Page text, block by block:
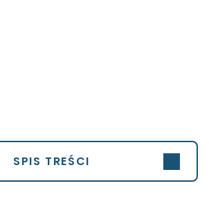
SPIS TREŚCI